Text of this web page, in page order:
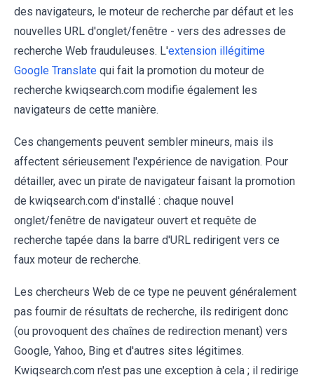
des navigateurs, le moteur de recherche par défaut et les
nouvelles URL d'onglet/fenêtre - vers des adresses de
recherche Web frauduleuses. L'extension illégitime
Google Translate qui fait la promotion du moteur de
recherche kwiqsearch.com modifie également les
navigateurs de cette manière.
Ces changements peuvent sembler mineurs, mais ils
affectent sérieusement l'expérience de navigation. Pour
détailler, avec un pirate de navigateur faisant la promotion
de kwiqsearch.com d'installé : chaque nouvel
onglet/fenêtre de navigateur ouvert et requête de
recherche tapée dans la barre d'URL redirigent vers ce
faux moteur de recherche.
Les chercheurs Web de ce type ne peuvent généralement
pas fournir de résultats de recherche, ils redirigent donc
(ou provoquent des chaînes de redirection menant) vers
Google, Yahoo, Bing et d'autres sites légitimes.
Kwiqsearch.com n'est pas une exception à cela ; il redirige